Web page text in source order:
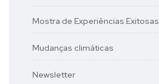
Mostra de Experiências Exitosas
Mudanças climáticas
Newsletter